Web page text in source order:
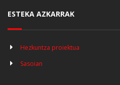
ESTEKA AZKARRAK
Hezkuntza proiektua
Sasoian